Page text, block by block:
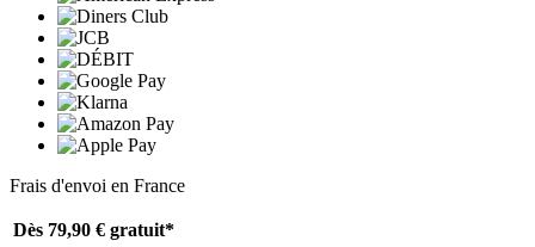
Frais d'envoi en France
Dès 79,90 € gratuit*